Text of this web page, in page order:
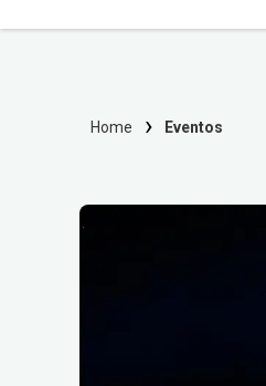
Home Eventos